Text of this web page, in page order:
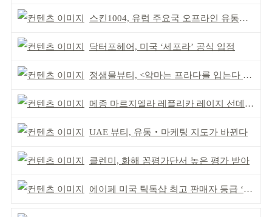
스킨1004, 유럽 주요국 오프라인 유통망 확대
닥터포헤어, 미국 ‘세포라’ 공식 입점
정샘물뷰티, <악마는 프라다를 입는다 2> 특별한 협업
메종 마르지엘라 레플리카 레이지 선데이 모닝 디퓨저
UAE 뷰티, 유통‧마케팅 지도가 바뀐다
클렌미, 화해 꼼평가단서 높은 평가 받아
에이페 미국 틱톡샵 최고 판매자 등급 ‘Tier 5’ 달성